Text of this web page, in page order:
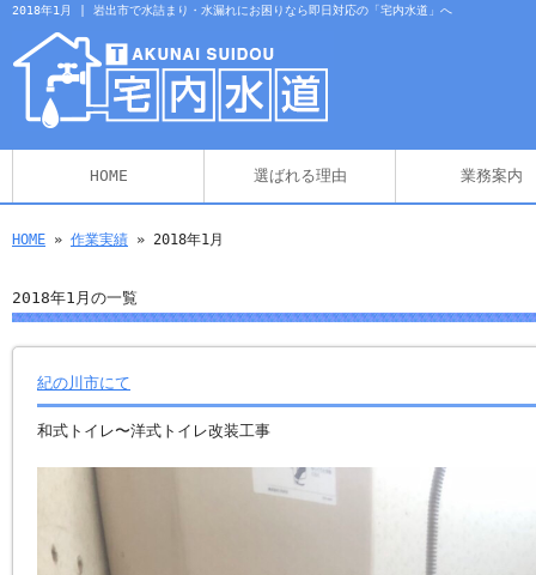
2018年1月 | 岩出市で水詰まり・水漏れにお困りなら即日対応の「宅内水道」へ
HOME 選ばれる理由 業務案内
HOME » 作業実績 » 2018年1月
2018年1月の一覧
紀の川市にて
和式トイレ〜洋式トイレ改装工事